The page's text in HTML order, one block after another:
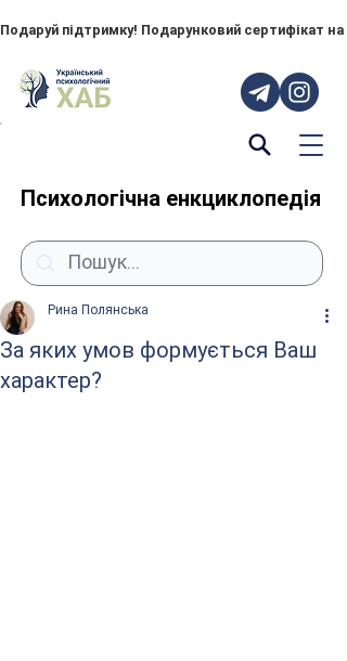
Подаруй підтримку! Подарунковий сертифікат
Психологічна енкциклопедія
За яких умов формується Ваш
характер?
Рина Полянська